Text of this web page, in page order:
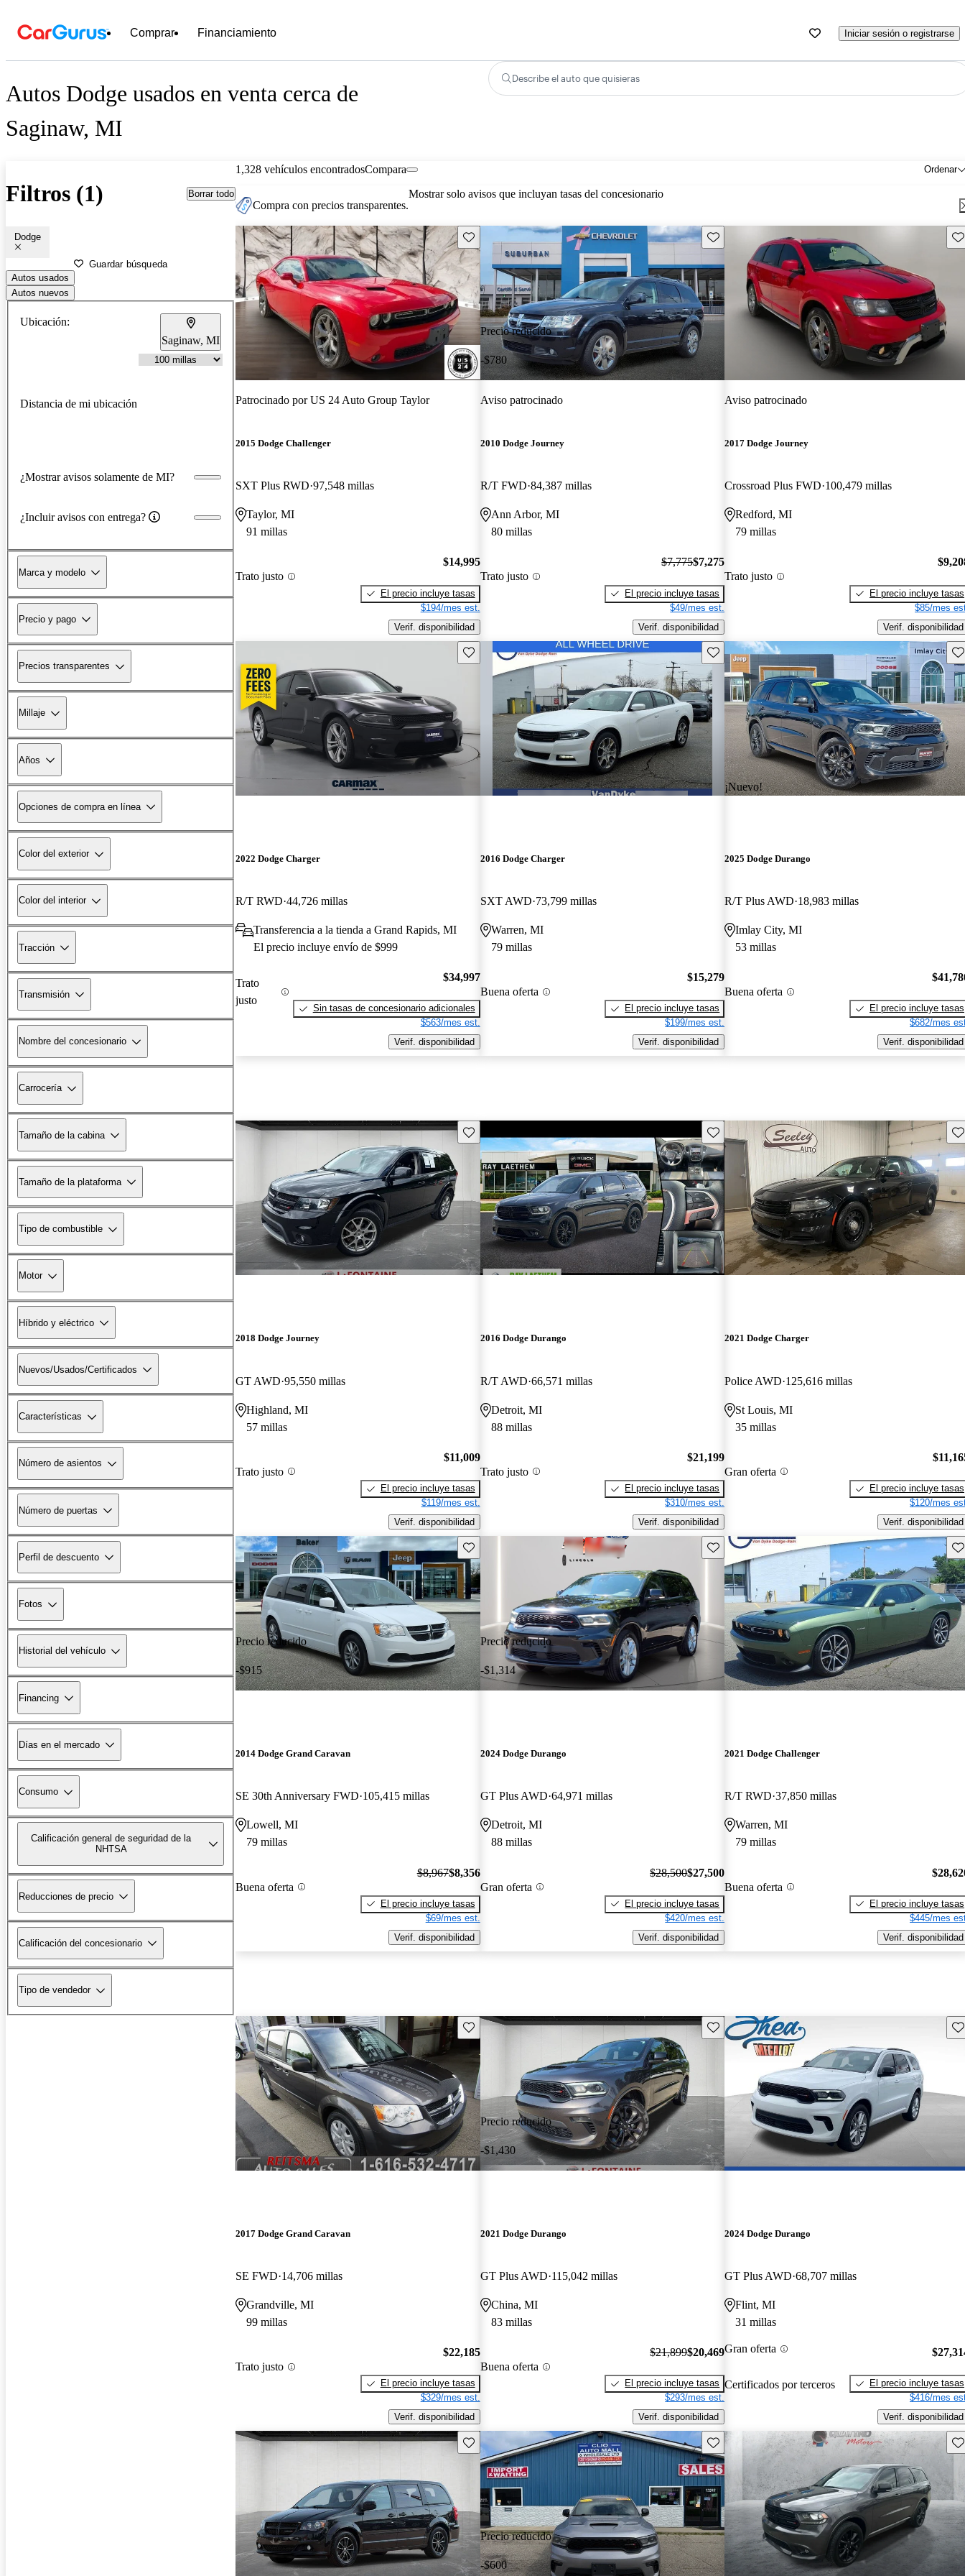
Comprar Financiamiento Iniciar sesión o registrarse
Autos Dodge usados en venta cerca de
Saginaw, MI
Describe el auto que quisieras
Filtros (1) Borrar todo
Dodge
Guardar búsqueda
Autos usados
Autos nuevos
Ubicación:
Saginaw, MI
Distancia de mi ubicación
¿Mostrar avisos solamente de MI?
¿Incluir avisos con entrega?
Marca y modelo
Precio y pago
Precios transparentes
Millaje
Años
Opciones de compra en línea
Color del exterior
Color del interior
Tracción
Transmisión
Nombre del concesionario
Carrocería
Tamaño de la cabina
Tamaño de la plataforma
Tipo de combustible
Motor
Híbrido y eléctrico
Nuevos/Usados/Certificados
Características
Número de asientos
Número de puertas
Perfil de descuento
Fotos
Historial del vehículo
Financing
Días en el mercado
Consumo
Calificación general de seguridad de la
NHTSA
Reducciones de precio
Calificación del concesionario
Tipo de vendedor
1,328 vehículos encontrados Ordenar
Compara
Compra con precios transparentes.
Mostrar solo avisos que incluyan tasas del concesionario
Guarda este Aviso
Patrocinado porUS 24 Auto Group Taylor
2015 Dodge Challenger
SXT Plus RWD 97,548 millas
Taylor, MI
91 millas
Trato justo
$14,995
El precio incluye tasas
$194/mes est.
Verif. disponibilidad
Precio reducido
-$780
Guarda este Aviso
Aviso patrocinado
2010 Dodge Journey
R/T FWD 84,387 millas
Ann Arbor, MI
80 millas
Trato justo
$7,775$7,275
El precio incluye tasas
$49/mes est.
Verif. disponibilidad
Aviso patrocinado
2017 Dodge Journey
Crossroad Plus FWD 100,479 millas
Redford, MI
79 millas
Trato justo
El precio incluye tasas
$85/mes
Verif. disponibilidad
Guarda este Aviso
2022 Dodge Charger
R/T RWD 44,726 millas
Transferencia a la tienda a Grand Rapids, MI
El precio incluye envío de $999
Trato
justo
$34,997
Sin tasas de concesionario adicionales
$563/mes est.
Verif. disponibilidad
Guarda este Aviso
2016 Dodge Charger
SXT AWD 73,799 millas
Warren, MI
79 millas
Buena oferta
$15,279
El precio incluye tasas
$199/mes est.
Verif. disponibilidad
¡Nuevo!
2025 Dodge Durango
R/T Plus AWD 18,983 millas
Imlay City, MI
53 millas
Buena oferta
El precio incluye tasas
$682/mes
Verif. disponibilidad
Guarda este Aviso
2018 Dodge Journey
GT AWD 95,550 millas
Highland, MI
57 millas
Trato justo
$11,009
El precio incluye tasas
$119/mes est.
Verif. disponibilidad
Guarda este Aviso
2016 Dodge Durango
R/T AWD 66,571 millas
Detroit, MI
88 millas
Trato justo
$21,199
El precio incluye tasas
$310/mes est.
Verif. disponibilidad
2021 Dodge Charger
Police AWD 125,616 millas
St Louis, MI
35 millas
Gran oferta
El precio incluye tasas
$120/mes
Verif. disponibilidad
Precio reducido
-$915
Guarda este Aviso
2014 Dodge Grand Caravan
SE 30th Anniversary FWD 105,415 millas
Lowell, MI
79 millas
Buena oferta
$8,967$8,356
El precio incluye tasas
$69/mes est.
Verif. disponibilidad
Precio reducido
-$1,314
Guarda este Aviso
2024 Dodge Durango
GT Plus AWD 64,971 millas
Detroit, MI
88 millas
Gran oferta
$28,500$27,500
El precio incluye tasas
$420/mes est.
Verif. disponibilidad
2021 Dodge Challenger
R/T RWD 37,850 millas
Warren, MI
79 millas
Buena oferta
El precio incluye tasas
$445/mes
Verif. disponibilidad
Guarda este Aviso
2017 Dodge Grand Caravan
SE FWD 14,706 millas
Grandville, MI
99 millas
Trato justo
$22,185
El precio incluye tasas
$329/mes est.
Verif. disponibilidad
Precio reducido
-$1,430
Guarda este Aviso
2021 Dodge Durango
GT Plus AWD 115,042 millas
China, MI
83 millas
Buena oferta
$21,899$20,469
El precio incluye tasas
$293/mes est.
Verif. disponibilidad
2024 Dodge Durango
GT Plus AWD 68,707 millas
Flint, MI
31 millas
Gran oferta
Certificados por terceros
El precio incluye tasas
$416/mes
Verif. disponibilidad
Guarda este Aviso
Precio reducido
-$600
Guarda este Aviso